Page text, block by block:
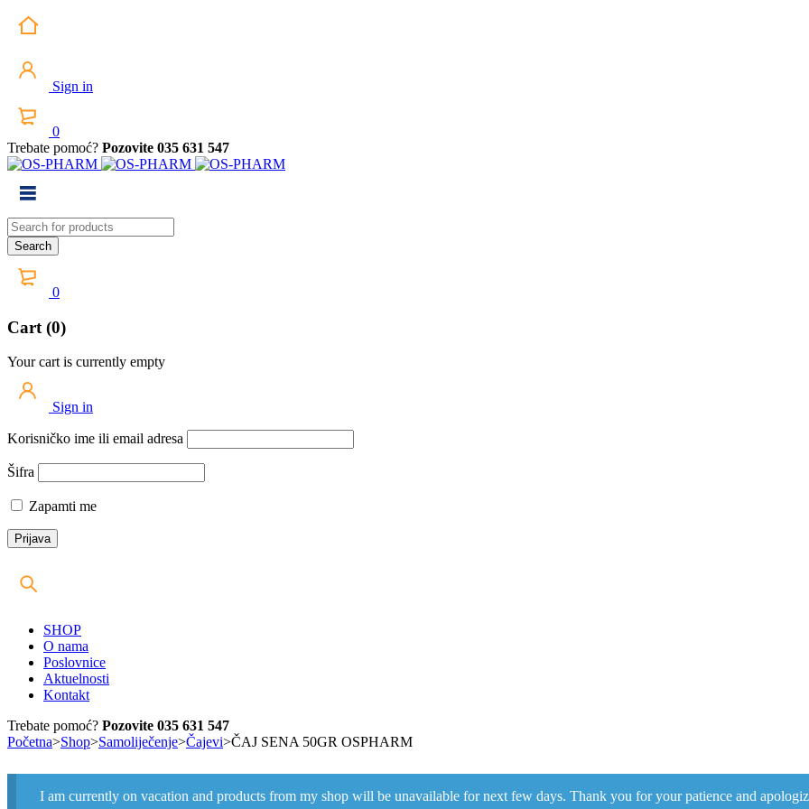
Sign in
0
Trebate pomoć? Pozovite 035 631 547
0
Cart (0)
Your cart is currently empty
Sign in
Korisničko ime ili email adresa
Šifra
Zapamti me
SHOP
O nama
Poslovnice
Aktuelnosti
Kontakt
Trebate pomoć? Pozovite 035 631 547
Početna>Shop>Samoliječenje>Čajevi>ČAJ SENA 50GR OSPHARM
I am currently on vacation and products from my shop will be unavailable for next few days. Thank you for your patience and